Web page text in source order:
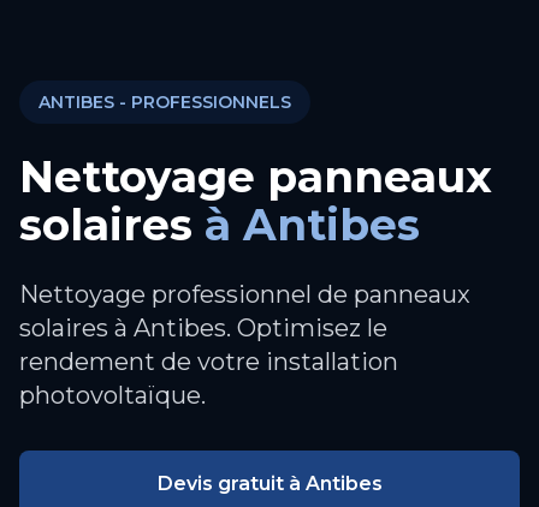
ANTIBES - PROFESSIONNELS
Nettoyage panneaux
solaires àAntibes
Nettoyage professionnel de panneaux
solaires à Antibes. Optimisez le
rendement de votre installation
photovoltaïque.
Devis gratuit à Antibes